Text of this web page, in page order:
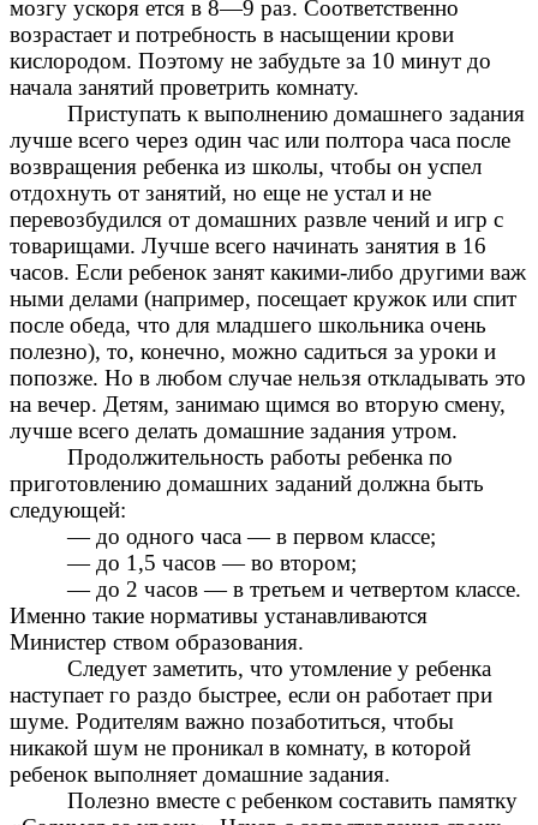
мозгу ускоря ется в 8—9 раз. Соответственно
возрастает и потребность в насыщении крови
кислородом. Поэтому не забудьте за 10 минут до
начала занятий проветрить комнату.
Приступать к выполнению домашнего задания
лучше всего через один час или полтора часа после
возвращения ребенка из школы, чтобы он успел
отдохнуть от занятий, но еще не устал и не
перевозбудился от домашних развле чений и игр с
товарищами. Лучше всего начинать занятия в 16
часов. Если ребенок занят какими-либо другими важ
ными делами (например, посещает кружок или спит
после обеда, что для младшего школьника очень
полезно), то, конечно, можно садиться за уроки и
попозже. Но в любом случае нельзя откладывать это
на вечер. Детям, занимаю щимся во вторую смену,
лучше всего делать домашние задания утром.
Продолжительность работы ребенка по
приготовлению домашних заданий должна быть
следующей:
— до одного часа — в первом классе;
— до 1,5 часов — во втором;
— до 2 часов — в третьем и четвертом классе.
Именно такие нормативы устанавливаются
Министер ством образования.
Следует заметить, что утомление у ребенка
наступает го раздо быстрее, если он работает при
шуме. Родителям важно позаботиться, чтобы
никакой шум не проникал в комнату, в которой
ребенок выполняет домашние задания.
Полезно вместе с ребенком составить памятку